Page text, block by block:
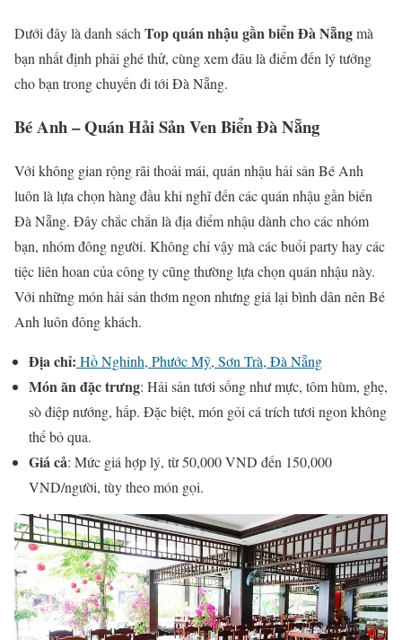
Dưới đây là danh sách Top quán nhậu gần biển Đà Nẵngmà
bạn nhất định phải ghé thử, cùng xem đâu là điểm đến lý tưởng
cho bạn trong chuyến đi tới Đà Nẵng.
Bé Anh – Quán Hải Sản Ven Biển Đà Nẵng
Với không gian rộng rãi thoải mái, quán nhậu hải sản Bé Anh
luôn là lựa chọn hàng đầu khi nghĩ đến các quán nhậu gần biển
Đà Nẵng. Đây chắc chắn là địa điểm nhậu dành cho các nhóm
bạn, nhóm đông người. Không chỉ vậy mà các buổi party hay các
tiệc liên hoan của công ty cũng thường lựa chọn quán nhậu này.
Với những món hải sản thơm ngon nhưng giá lại bình dân nên Bé
Anh luôn đông khách.
Địa chỉ: Hồ Nghinh, Phước Mỹ, Sơn Trà, Đà Nẵng
Món ăn đặc trưng: Hải sản tươi sống như mực, tôm hùm, ghẹ,
sò điệp nướng, hấp. Đặc biệt, món gỏi cá trích tươi ngon không
thể bỏ qua.
Giá cả: Mức giá hợp lý, từ 50,000 VND đến 150,000
VND/người, tùy theo món gọi.